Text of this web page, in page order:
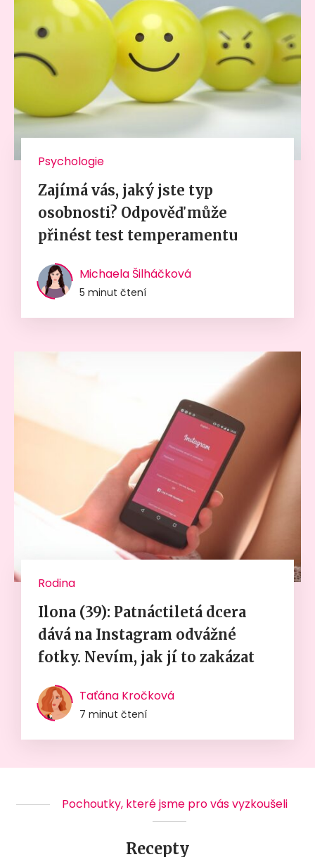
Psychologie
Zajímá vás, jaký jste typ
osobnosti? Odpověď může
přinést test temperamentu
Michaela Šilháčková
5 minut čtení
Rodina
Ilona (39): Patnáctiletá dcera
dává na Instagram odvážné
fotky. Nevím, jak jí to zakázat
Taťána Kročková
7 minut čtení
Pochoutky, které jsme pro vás vyzkoušeli
Recepty